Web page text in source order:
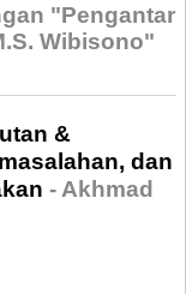
"Pengantar
Wibisono"
&
dan
- Akhmad